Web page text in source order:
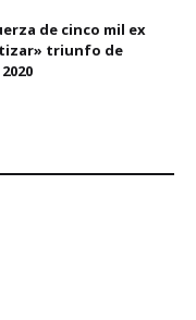
de cinco mil ex
triunfo de